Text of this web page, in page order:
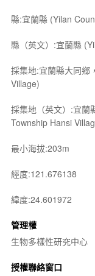
縣:宜蘭縣 (Yilan
縣（英文）:宜蘭縣
採集地:宜蘭縣大同鄉
Village)
採集地（英文）:宜蘭
Township Hansi
最小海拔:203m
經度:121.676138
緯度:24.601972
管理權
生物多樣性研究中心
授權聯絡窗口